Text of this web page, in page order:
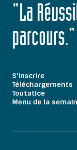
"La
parcours."
S'inscrire
Téléchargements
Toutatice
Menu de la